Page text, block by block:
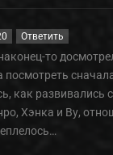
Ответить
то
посмотреть
как развивались
Хэнка и Ву,